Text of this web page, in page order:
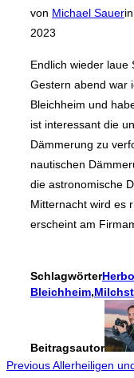
von Michael Sauerin
2023
Endlich wieder laue
Gestern abend war
Bleichheim und
ist interessant die
Dämmerung zu
nautischen
die astronomische
Mitternacht wird es
erscheint am
Schlagwörter
Bleichheim,
Beitragsautor
Previous
PreviousAllerheiligen